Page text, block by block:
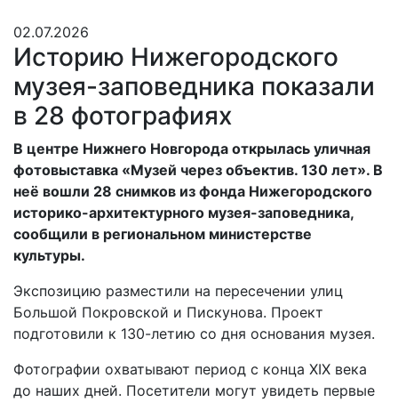
02.07.2026
Историю Нижегородского
музея-заповедника показали
в 28 фотографиях
В центре Нижнего Новгорода открылась уличная
фотовыставка «Музей через объектив. 130 лет». В
неё вошли 28 снимков из фонда Нижегородского
историко-архитектурного музея-заповедника,
сообщили в региональном министерстве
культуры.
Экспозицию разместили на пересечении улиц
Большой Покровской и Пискунова. Проект
подготовили к 130-летию со дня основания музея.
Фотографии охватывают период с конца XIX века
до наших дней. Посетители могут увидеть первые